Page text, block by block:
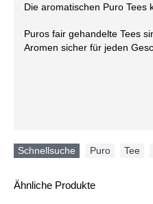
Die aromatischen Puro Tees
Puros fair gehandelte Tees
Aromen sicher für jeden
Schnellsuche Puro Tee
Ähnliche Produkte